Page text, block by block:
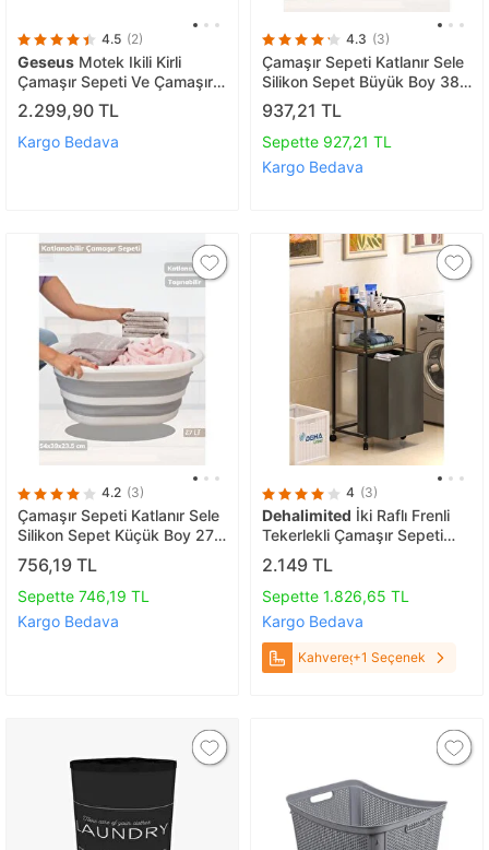
4.5 (2)
Geseus Motek Ikili Kirli
Çamaşır Sepeti Ve Çamaşır
Selesi Ikili Set Çeyiz Seti
Pembe Pudra
2.299,90 TL
Kargo Bedava
4.3 (3)
Çamaşır Sepeti Katlanır Sele
Silikon Sepet Büyük Boy 38
Lt.
937,21 TL
Sepette 927,21 TL
Kargo Bedava
4.2 (3)
Çamaşır Sepeti Katlanır Sele
Silikon Sepet Küçük Boy 27
Lt.
756,19 TL
Sepette 746,19 TL
Kargo Bedava
4 (3)
Dehalimited İki Raflı Frenli
Tekerlekli Çamaşır Sepeti
Banyo Dolabı Kirli Sepetli
Banyo Düzenleyici Kahveregi
2.149 TL
Sepette 1.826,65 TL
Kargo Bedava
Kahveregi+1 Seçenek